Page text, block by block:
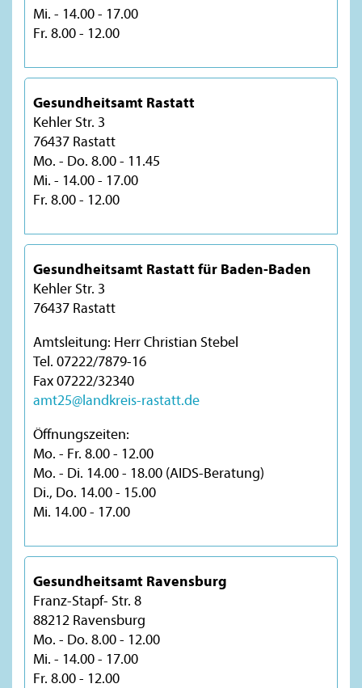
Mi. - 14.00 - 17.00
Fr. 8.00 - 12.00
Gesundheitsamt Rastatt
Kehler Str. 3
76437 Rastatt
Mo. - Do. 8.00 - 11.45
Mi. - 14.00 - 17.00
Fr. 8.00 - 12.00
Gesundheitsamt Rastatt für Baden-Baden
Kehler Str. 3
76437 Rastatt
Amtsleitung: Herr Christian Stebel
Tel. 07222/7879-16
Fax 07222/32340
amt25@landkreis-rastatt.de
Öffnungszeiten:
Mo. - Fr. 8.00 - 12.00
Mo. - Di. 14.00 - 18.00 (AIDS-Beratung)
Di., Do. 14.00 - 15.00
Mi. 14.00 - 17.00
Gesundheitsamt Ravensburg
Franz-Stapf- Str. 8
88212 Ravensburg
Mo. - Do. 8.00 - 12.00
Mi. - 14.00 - 17.00
Fr. 8.00 - 12.00